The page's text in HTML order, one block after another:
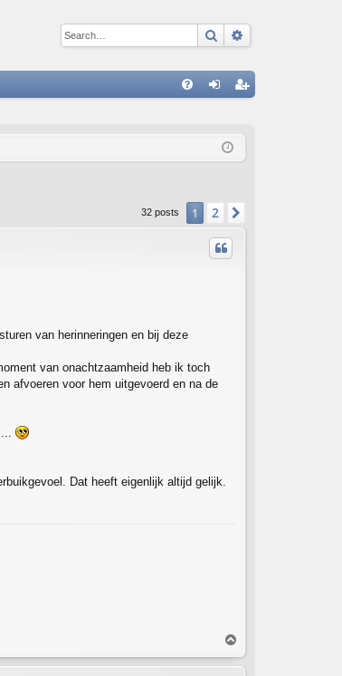
Search
ist
32 posts 1 2
van herinneringen en bij deze
van onachtzaamheid heb ik toch
afvoeren voor hem uitgevoerd en na de
Dat heeft eigenlijk altijd gelijk.
o
p